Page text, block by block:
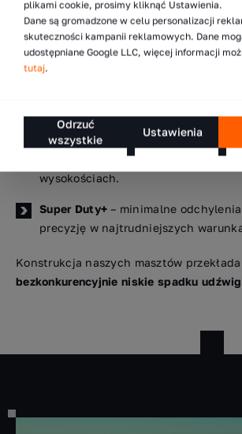
Konstrukcja masztu, która robi
1 200 kg na 12 metrów
Oferujemy trzy rodzaje masztu –
redukować
operacjach magazynowych.
– do intensywnych
wysokościach.
Super Duty+ – minimalne
precyzję w najtrudniejszych
Konstrukcja naszych masztów
bezkonkurencyjnie niskie spadku
plikami cookie, prosimy kliknąć Ustawienia.
Dane są gromadzone w celu personalizacji
skuteczności kampanii reklamowych. Dane
udostępniane Google LLC, więcej informacji
tutaj.
Odrzuć
wszystkie
Ustawienia